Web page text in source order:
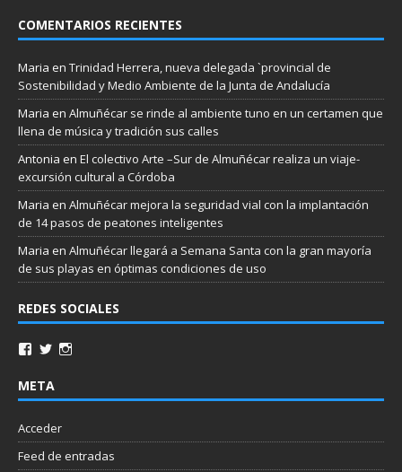
COMENTARIOS RECIENTES
Maria en Trinidad Herrera, nueva delegada `provincial de
Sostenibilidad y Medio Ambiente de la Junta de Andalucía
Maria en Almuñécar se rinde al ambiente tuno en un certamen que
llena de música y tradición sus calles
Antonia en El colectivo Arte –Sur de Almuñécar realiza un viaje-
excursión cultural a Córdoba
Maria en Almuñécar mejora la seguridad vial con la implantación
de 14 pasos de peatones inteligentes
Maria en Almuñécar llegará a Semana Santa con la gran mayoría
de sus playas en óptimas condiciones de uso
REDES SOCIALES
META
Acceder
Feed de entradas